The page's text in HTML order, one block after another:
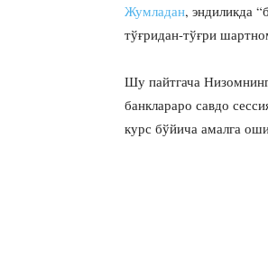
Жумладан, эндиликда
тўғридан-тўғри
Шу пайтгача
банклараро савдо
курс бўйича амалга